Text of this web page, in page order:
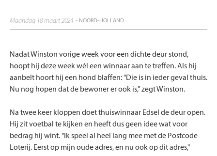
maandag 18 maart 2024 - NOORD-HOLLAND
Nadat Winston vorige week voor een dichte deur stond,
hoopt hij deze week wél een winnaar aan te treffen. Als hij
aanbelt hoort hij een hond blaffen: "Die is in ieder geval thuis.
Nu nog hopen dat de bewoner er ook is," zegt Winston.
Na twee keer kloppen doet thuiswinnaar Edsel de deur open.
Hij zit voetbal te kijken en heeft dus geen idee wat voor
bedrag hij wint. "Ik speel al heel lang mee met de Postcode
Loterij. Eerst op mijn oude adres, en nu ook op dit adres,"